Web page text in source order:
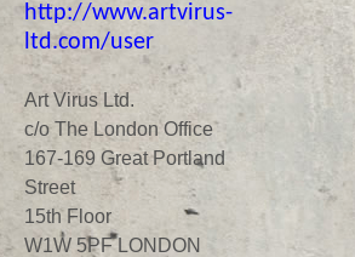
http://www.artvirus-
ltd.com/user
Art Virus Ltd.
c/o The London Office
167-169 Great Portland
Street
15th Floor
W1W 5PF LONDON